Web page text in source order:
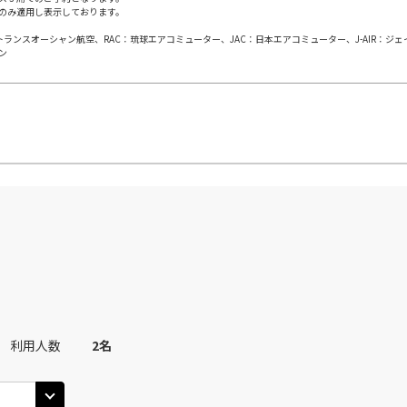
適用し表示しております。
ンスオーシャン航空、RAC：琉球エアコミューター、JAC：日本エアコミューター、J-AIR：ジ
利用人数 2名